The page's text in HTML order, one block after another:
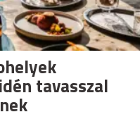
tavasszal